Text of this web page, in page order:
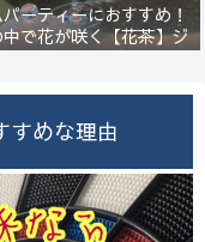
ーティーにおすすめ！
中で花が咲く【花茶】ジ
ンの香りに癒されます
すめな理由